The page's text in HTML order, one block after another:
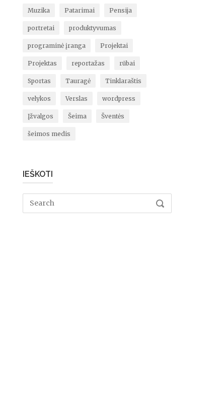
Muzika Patarimai Pensija
portretai produktyvumas
programinė įranga Projektai
Projektas reportažas rūbai
Sportas Tauragė Tinklaraštis
velykos Verslas wordpress
Įžvalgos Šeima Šventės
šeimos medis
IEŠKOTI
Search
SEARCH